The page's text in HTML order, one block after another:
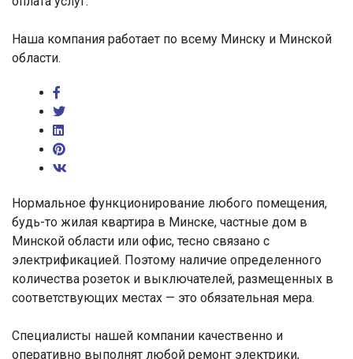
Наша компания работает по всему Минску и Минской
области.
Нормальное функционирование любого помещения,
будь-то жилая квартира в Минске, частные дом в
Минской области или офис, тесно связано с
электрификацией. Поэтому наличие определенного
количества розеток и выключателей, размещенных в
соответствующих местах — это обязательная мера.
Специалисты нашей компании качественно и
оперативно выполнят любой ремонт электрики,